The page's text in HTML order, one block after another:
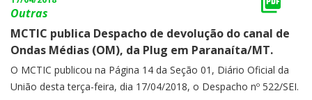
Outras
MCTIC publica Despacho de devolução do canal de
Ondas Médias (OM), da Plug em Paranaíta/MT.
O MCTIC publicou na Página 14 da Seção 01, Diário Oficial da
União desta terça-feira, dia 17/04/2018, o Despacho nº 522/SEI.